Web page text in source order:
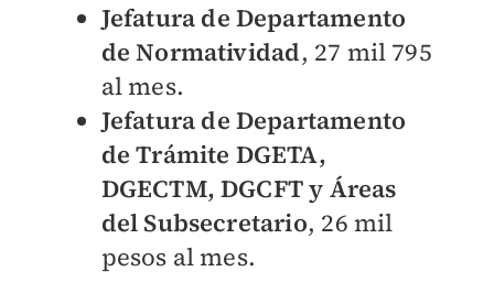
Jefatura de Departamento
de Normatividad, 27 mil 795
al mes.
Jefatura de Departamento
de Trámite DGETA,
DGECTM, DGCFT y Áreas
del Subsecretario, 26 mil
pesos al mes.